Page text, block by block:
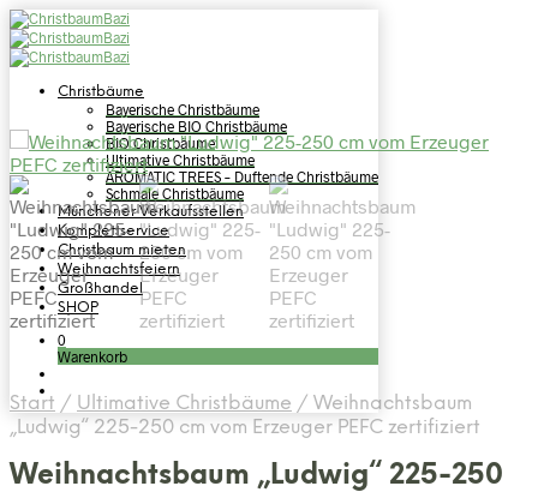
Christbäume
Bayerische Christbäume
Bayerische BIO Christbäume
BIO Christbäume
Ultimative Christbäume
AROMATIC TREES – Duftende Christbäume
Schmale Christbäume
Münchener Verkaufsstellen
Komplettservice
Christbaum mieten
Weihnachtsfeiern
Großhandel
SHOP
0
Warenkorb
Start / Ultimative Christbäume / Weihnachtsbaum
„Ludwig“ 225-250 cm vom Erzeuger PEFC zertifiziert
Weihnachtsbaum „Ludwig“ 225-250